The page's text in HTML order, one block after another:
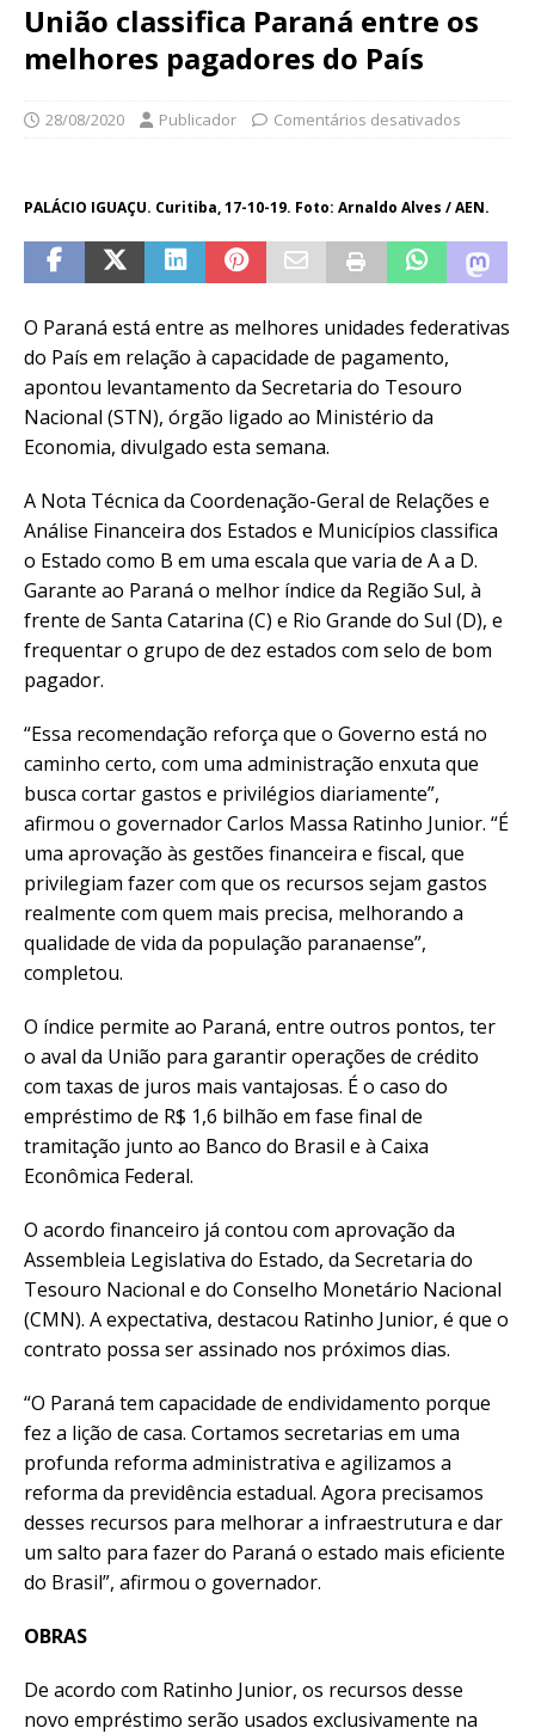
União classifica Paraná entre os
melhores pagadores do País
28/08/2020 Publicador Comentários desativados
PALÁCIO IGUAÇU. Curitiba, 17-10-19. Foto: Arnaldo Alves / AEN.
O Paraná está entre as melhores unidades federativas
do País em relação à capacidade de pagamento,
apontou levantamento da Secretaria do Tesouro
Nacional (STN), órgão ligado ao Ministério da
Economia, divulgado esta semana.
A Nota Técnica da Coordenação-Geral de Relações e
Análise Financeira dos Estados e Municípios classifica
o Estado como B em uma escala que varia de A a D.
Garante ao Paraná o melhor índice da Região Sul, à
frente de Santa Catarina (C) e Rio Grande do Sul (D), e
frequentar o grupo de dez estados com selo de bom
pagador.
“Essa recomendação reforça que o Governo está no
caminho certo, com uma administração enxuta que
busca cortar gastos e privilégios diariamente”,
afirmou o governador Carlos Massa Ratinho Junior. “É
uma aprovação às gestões financeira e fiscal, que
privilegiam fazer com que os recursos sejam gastos
realmente com quem mais precisa, melhorando a
qualidade de vida da população paranaense”,
completou.
O índice permite ao Paraná, entre outros pontos, ter
o aval da União para garantir operações de crédito
com taxas de juros mais vantajosas. É o caso do
empréstimo de R$ 1,6 bilhão em fase final de
tramitação junto ao Banco do Brasil e à Caixa
Econômica Federal.
O acordo financeiro já contou com aprovação da
Assembleia Legislativa do Estado, da Secretaria do
Tesouro Nacional e do Conselho Monetário Nacional
(CMN). A expectativa, destacou Ratinho Junior, é que o
contrato possa ser assinado nos próximos dias.
“O Paraná tem capacidade de endividamento porque
fez a lição de casa. Cortamos secretarias em uma
profunda reforma administrativa e agilizamos a
reforma da previdência estadual. Agora precisamos
desses recursos para melhorar a infraestrutura e dar
um salto para fazer do Paraná o estado mais eficiente
do Brasil”, afirmou o governador.
OBRAS
De acordo com Ratinho Junior, os recursos desse
novo empréstimo serão usados exclusivamente na